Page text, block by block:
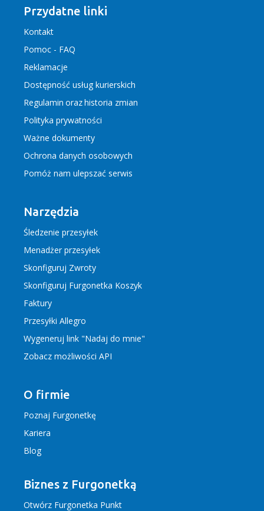
Przydatne linki
Kontakt
Pomoc - FAQ
Reklamacje
Dostępność usług kurierskich
Regulamin orazhistoria zmian
Polityka prywatności
Ważne dokumenty
Ochrona danych osobowych
Pomóż nam ulepszać serwis
Narzędzia
Śledzenie przesyłek
Menadżer przesyłek
Skonfiguruj Zwroty
Skonfiguruj Furgonetka Koszyk
Faktury
Przesyłki Allegro
Wygeneruj link "Nadaj do mnie"
Zobacz możliwości API
O firmie
Poznaj Furgonetkę
Kariera
Blog
Biznes z Furgonetką
Otwórz Furgonetka Punkt